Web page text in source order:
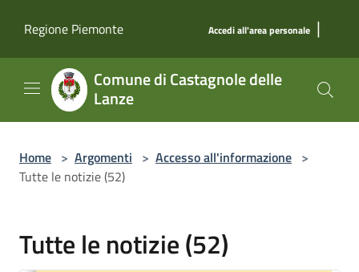
Regione Piemonte
Accedi all'area personale |
Comune di Castagnole delle
Lanze
Home > Argomenti > Accesso all'informazione >
Tutte le notizie (52)
Tutte le notizie (52)